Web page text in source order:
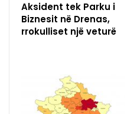
Aksident tek Parku i
Biznesit në Drenas,
rrokulliset një veturë